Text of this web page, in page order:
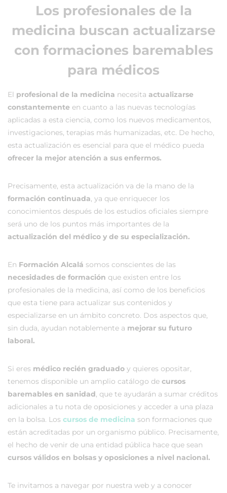
Los profesionales de la
medicina buscan actualizarse
con formaciones baremables
para médicos
El profesional de la medicina necesita actualizarse
constantemente en cuanto a las nuevas tecnologías
aplicadas a esta ciencia, como los nuevos medicamentos,
investigaciones, terapias más humanizadas, etc. De hecho,
esta actualización es esencial para que el médico pueda
ofrecer la mejor atención a sus enfermos.
Precisamente, esta actualización va de la mano de la
formación continuada, ya que enriquecer los
conocimientos después de los estudios oficiales siempre
será uno de los puntos más importantes de la
actualización del médico y de su especialización.
En Formación Alcalá somos conscientes de las
necesidades de formación que existen entre los
profesionales de la medicina, así como de los beneficios
que esta tiene para actualizar sus contenidos y
especializarse en un ámbito concreto. Dos aspectos que,
sin duda, ayudan notablemente a mejorar su futuro
laboral.
Si eres médico recién graduado y quieres opositar,
tenemos disponible un amplio catálogo de cursos
baremables en sanidad, que te ayudarán a sumar créditos
adicionales a tu nota de oposiciones y acceder a una plaza
en la bolsa. Los cursos de medicina son formaciones que
están acreditadas por un organismo público. Precisamente,
el hecho de venir de una entidad pública hace que sean
cursos válidos en bolsas y oposiciones a nivel nacional.
Te invitamos a navegar por nuestra web y a conocer